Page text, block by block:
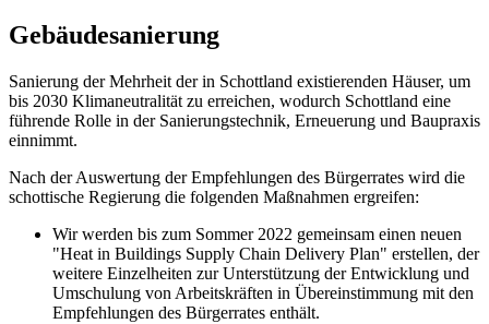
Gebäudesanierung
Sanierung der Mehrheit der in Schottland existierenden Häuser, um
bis 2030 Klimaneutralität zu erreichen, wodurch Schottland eine
führende Rolle in der Sanierungstechnik, Erneuerung und Baupraxis
einnimmt.
Nach der Auswertung der Empfehlungen des Bürgerrates wird die
schottische Regierung die folgenden Maßnahmen ergreifen:
Wir werden bis zum Sommer 2022 gemeinsam einen neuen
"Heat in Buildings Supply Chain Delivery Plan" erstellen, der
weitere Einzelheiten zur Unterstützung der Entwicklung und
Umschulung von Arbeitskräften in Übereinstimmung mit den
Empfehlungen des Bürgerrates enthält.